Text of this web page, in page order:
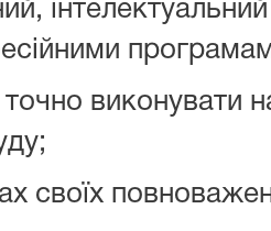
точно виконувати
своїх